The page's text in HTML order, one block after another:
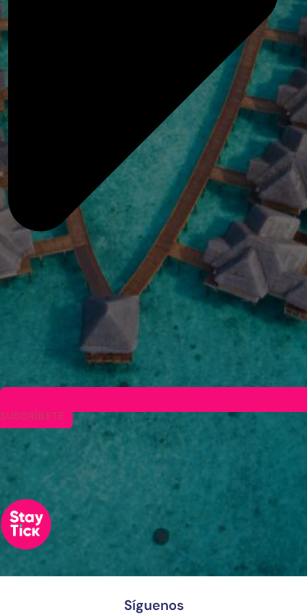
SUSCRÍBETE
Síguenos